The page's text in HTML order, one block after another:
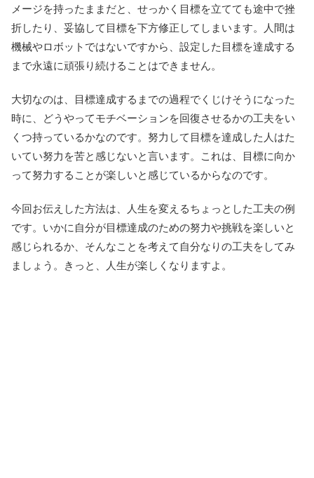
メージを持ったままだと、せっかく目標を立てても途中で挫
折したり、妥協して目標を下方修正してしまいます。人間は
機械やロボットではないですから、設定した目標を達成する
まで永遠に頑張り続けることはできません。
大切なのは、目標達成するまでの過程でくじけそうになった
時に、どうやってモチベーションを回復させるかの工夫をい
くつ持っているかなのです。努力して目標を達成した人はた
いてい努力を苦と感じないと言います。これは、目標に向か
って努力することが楽しいと感じているからなのです。
今回お伝えした方法は、人生を変えるちょっとした工夫の例
です。いかに自分が目標達成のための努力や挑戦を楽しいと
感じられるか、そんなことを考えて自分なりの工夫をしてみ
ましょう。きっと、人生が楽しくなりますよ。